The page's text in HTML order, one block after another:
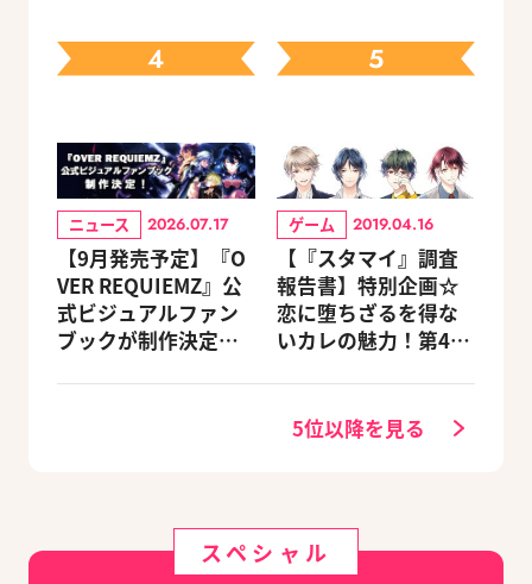
中！
ェック
4
ニュース 2026.07.17
【9月発売予定】『O
VER REQUIEMZ』公
式ビジュアルファン
ブックが制作決定！
5
ゲーム 2019.04.16
【『スタマイ』調査
報告書】特別企画☆
恋に堕ちざるを得な
いカレの魅力！第4
5位以降を見る
スペシャル